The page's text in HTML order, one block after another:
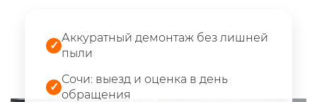
✓
Аккуратный демонтаж без лишней
пыли
✓
Сочи: выезд и оценка в день
обращения